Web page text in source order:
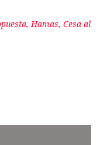
Hamas, Cesa al